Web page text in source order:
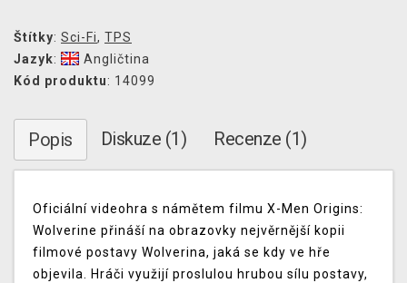
Štítky: Sci-Fi, TPS
Jazyk:
Angličtina
Kód produktu: 14099
Popis Diskuze (1) Recenze (1)
Oficiální videohra s námětem filmu X-Men Origins:
Wolverine přináší na obrazovky nejvěrnější kopii
filmové postavy Wolverina, jaká se kdy ve hře
objevila. Hráči využijí proslulou hrubou sílu postavy,